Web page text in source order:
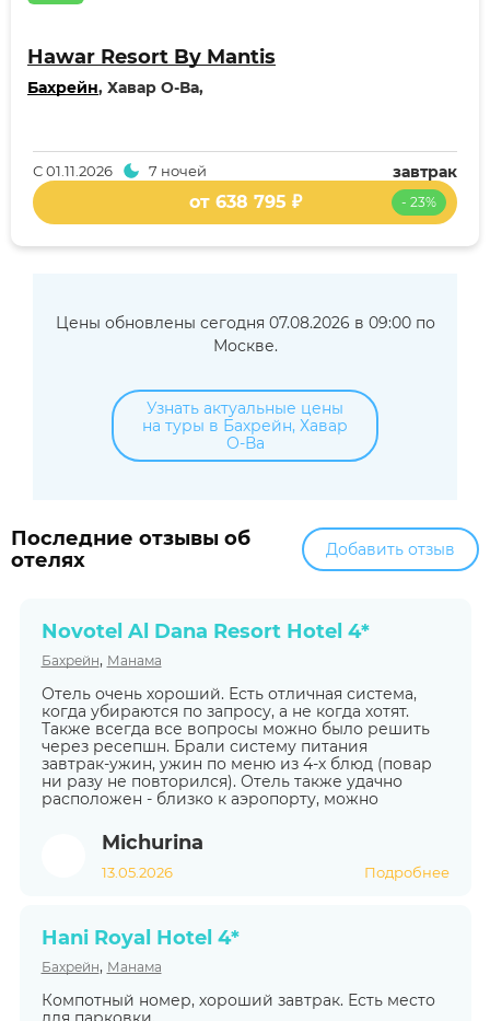
Hawar Resort By Mantis
Бахрейн, Хавар О-Ва,
завтрак
С01.11.2026 7 ночей
- 23%
от 638 795 ₽
Цены обновлены сегодня 07.08.2026 в 09:00 по
Москве.
Узнать актуальные цены
на туры в Бахрейн, Хавар
О-Ва
Последние отзывы об
отелях
Добавить отзыв
Novotel Al Dana Resort Hotel 4*
Бахрейн, Манама
Отель очень хороший. Есть отличная система,
когда убираются по запросу, а не когда хотят.
Также всегда все вопросы можно было решить
через ресепшн. Брали систему питания
завтрак-ужин, ужин по меню из 4-х блюд (повар
ни разу не повторился). Отель также удачно
расположен - близко к аэропорту, можно
Michurina
13.05.2026 Подробнее
Hani Royal Hotel 4*
Бахрейн, Манама
Компотный номер, хороший завтрак. Есть место